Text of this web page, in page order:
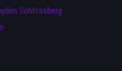
Schlossberg